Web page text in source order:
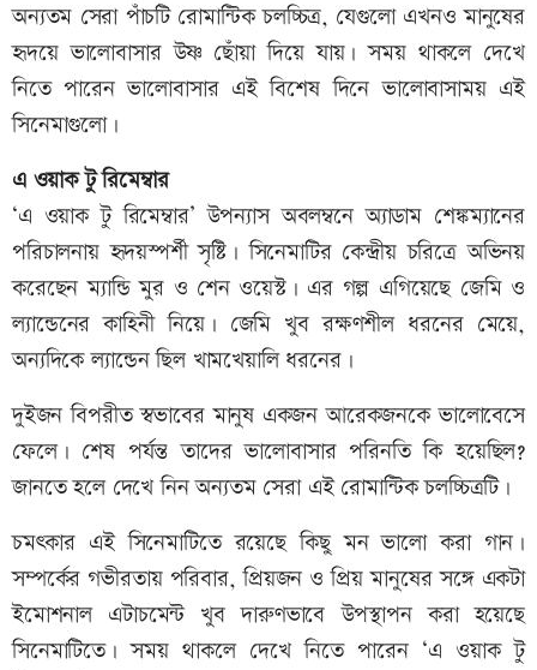
অন্যতম সেরা পাঁচটি রোমান্টিক চলচ্চিত্র, যেগুলো এখনও মানুষের
হৃদয়ে ভালোবাসার উষ্ণ ছোঁয়া দিয়ে যায়। সময় থাকলে দেখে
নিতে পারেন ভালোবাসার এই বিশেষ দিনে ভালোবাসাময় এই
সিনেমাগুলো।
এ ওয়াক টু রিমেম্বার
‘এ ওয়াক টু রিমেম্বার’ উপন্যাস অবলম্বনে অ্যাডাম শেঙ্কম্যানের
পরিচালনায় হৃদয়স্পর্শী সৃষ্টি। সিনেমাটির কেন্দ্রীয় চরিত্রে অভিনয়
করেছেন ম্যান্ডি মুর ও শেন ওয়েস্ট। এর গল্প এগিয়েছে জেমি ও
ল্যান্ডেনের কাহিনী নিয়ে। জেমি খুব রক্ষণশীল ধরনের মেয়ে,
অন্যদিকে ল্যান্ডেন ছিল খামখেয়ালি ধরনের।
দুইজন বিপরীত স্বভাবের মানুষ একজন আরেকজনকে ভালোবেসে
ফেলে। শেষ পর্যন্ত তাদের ভালোবাসার পরিনতি কি হয়েছিল?
জানতে হলে দেখে নিন অন্যতম সেরা এই রোমান্টিক চলচ্চিত্রটি।
চমৎকার এই সিনেমাটিতে রয়েছে কিছু মন ভালো করা গান।
সম্পর্কের গভীরতায় পরিবার, প্রিয়জন ও প্রিয় মানুষের সঙ্গে একটা
ইমোশনাল এটাচমেন্ট খুব দারুণভাবে উপস্থাপন করা হয়েছে
সিনেমাটিতে। সময় থাকলে দেখে নিতে পারেন ‘এ ওয়াক টু